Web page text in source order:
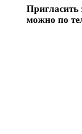
можно по